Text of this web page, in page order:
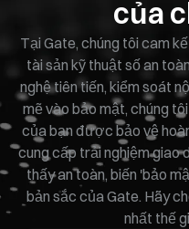
của
Tại Gate, chúng tôi cam
tài sản kỹ thuật số an
nghệ tiên tiến, kiểm soát
mẽ vào bảo mật, chúng
của bạn được bảo vệ
cung cấp trải nghiệm giao
thấy an toàn, biến 'bảo
bản sắc của Gate. Hãy
nhất thế